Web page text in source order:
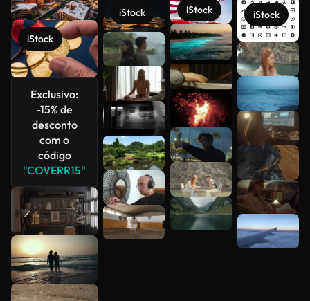
iStock
Exclusivo:
-15% de
desconto
com o
código
"COVERR15"
iStock iStock iStock
Veja mais